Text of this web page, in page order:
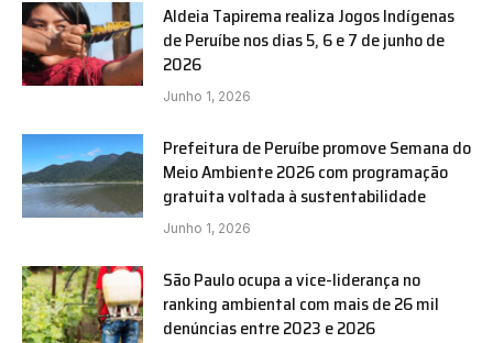
Aldeia Tapirema realiza Jogos Indígenas
de Peruíbe nos dias 5, 6 e 7 de junho de
2026
Junho 1, 2026
Prefeitura de Peruíbe promove Semana do
Meio Ambiente 2026 com programação
gratuita voltada à sustentabilidade
Junho 1, 2026
São Paulo ocupa a vice-liderança no
ranking ambiental com mais de 26 mil
denúncias entre 2023 e 2026